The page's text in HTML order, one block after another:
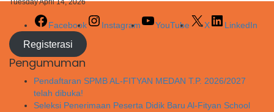
Tuesday April 14, 2026
Facebook Instagram YouTube X LinkedIn
Registerasi
Pengumuman
Pendaftaran SPMB AL-FITYAN MEDAN T.P. 2026/2027
telah dibuka!
Seleksi Penerimaan Peserta Didik Baru Al-Fityan School